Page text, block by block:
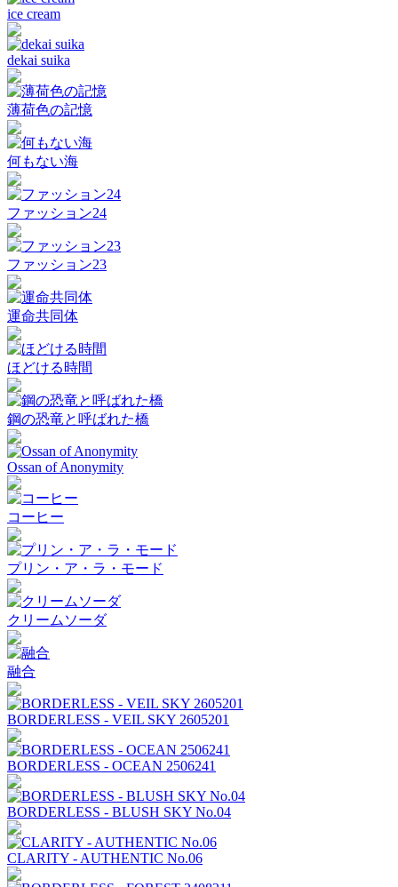
ice cream
dekai suika
薄荷色の記憶
何もない海
ファッション24
ファッション23
運命共同体
ほどける時間
鋼の恐竜と呼ばれた橋
Ossan of Anonymity
コーヒー
プリン・ア・ラ・モード
クリームソーダ
融合
BORDERLESS - VEIL SKY 2605201
BORDERLESS - OCEAN 2506241
BORDERLESS - BLUSH SKY No.04
CLARITY - AUTHENTIC No.06